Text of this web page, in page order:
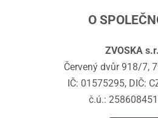
O
ZVOSKA
Červený dvůr 918/7,
IČ: 01575295, DIČ:
č.ú.: